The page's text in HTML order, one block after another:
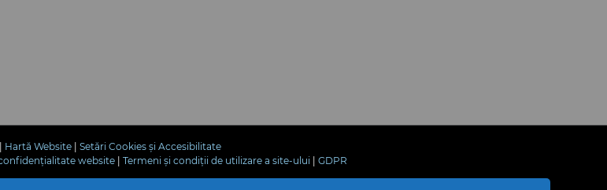
Hartă Website| Setări Cookies și Accesibilitate
website Termeni și condiții de utilizare a site-ului GDPR